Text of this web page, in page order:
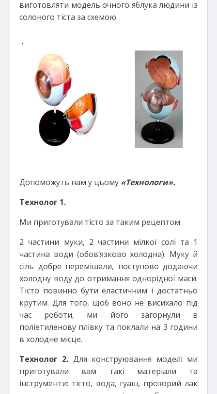
виготовляти модель очного яблука людини із
солоного тіста за схемою.
Допоможуть нам у цьому «Технологи».
Технолог 1.
Ми приготували тісто за таким рецептом:
2 частини муки, 2 частини мілкої солі та 1
частина води (обов’язково холодна). Муку й
сіль добре перемішали, поступово додаючи
холодну воду до отримання однорідної маси.
Тісто повинно бути еластичним і достатньо
крутим. Для того, щоб воно не висихало під
час роботи, ми його загорнули в
поліетиленову плівку та поклали на 3 години
в холодне місце.
Технолог 2. Для конструювання моделі ми
приготували вам такі матеріали та
інструменти: тісто, вода, гуаш, прозорий лак